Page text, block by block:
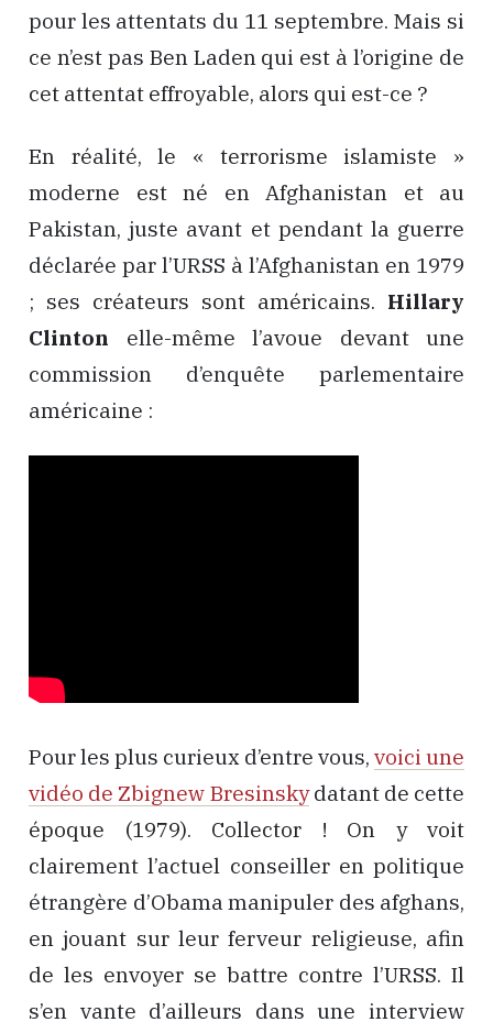
pour les attentats du 11 septembre. Mais si
ce n’est pas Ben Laden qui est à l’origine de
cet attentat effroyable, alors qui est-ce ?
En réalité, le « terrorisme islamiste »
moderne est né en Afghanistan et au
Pakistan, juste avant et pendant la guerre
déclarée par l’URSS à l’Afghanistan en 1979
; ses créateurs sont américains. Hillary
Clinton elle-même l’avoue devant une
commission d’enquête parlementaire
américaine :
Pour les plus curieux d’entre vous, voici une
vidéo de Zbignew Bresinskydatant de cette
époque (1979). Collector ! On y voit
clairement l’actuel conseiller en politique
étrangère d’Obama manipuler des afghans,
en jouant sur leur ferveur religieuse, afin
de les envoyer se battre contre l’URSS. Il
s’en vante d’ailleurs dans une interview